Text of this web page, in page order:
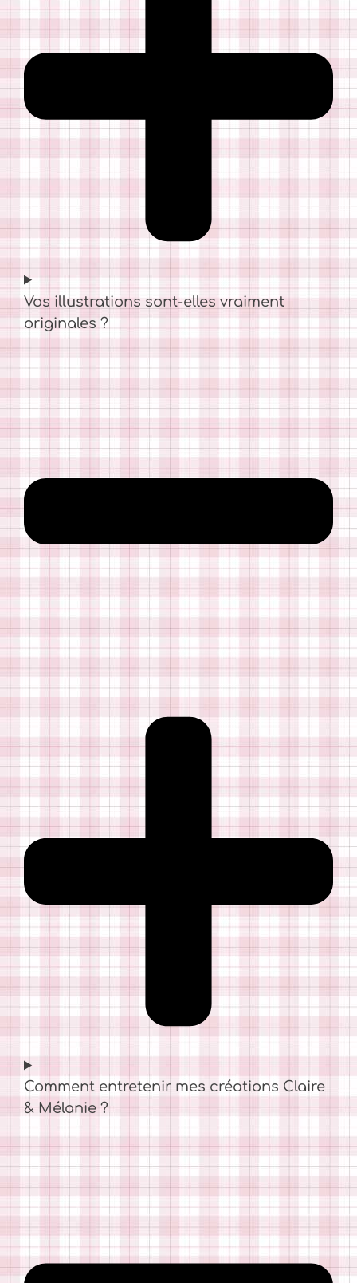
Vos illustrations sont-elles vraiment
originales ?
Comment entretenir mes créations Claire
& Mélanie ?